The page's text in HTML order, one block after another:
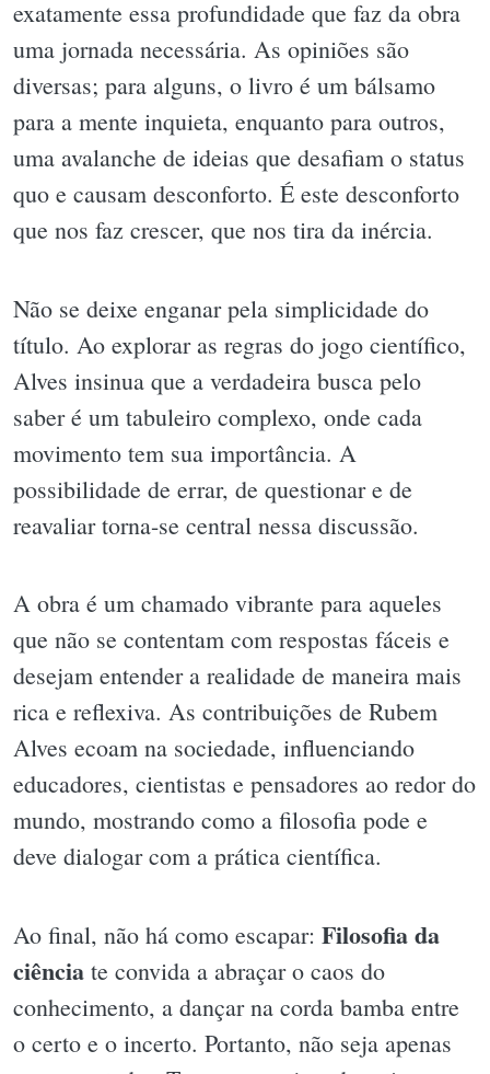
exatamente essa profundidade que faz da obra
uma jornada necessária. As opiniões são
diversas; para alguns, o livro é um bálsamo
para a mente inquieta, enquanto para outros,
uma avalanche de ideias que desafiam o status
quo e causam desconforto. É este desconforto
que nos faz crescer, que nos tira da inércia.
Não se deixe enganar pela simplicidade do
título. Ao explorar as regras do jogo científico,
Alves insinua que a verdadeira busca pelo
saber é um tabuleiro complexo, onde cada
movimento tem sua importância. A
possibilidade de errar, de questionar e de
reavaliar torna-se central nessa discussão.
A obra é um chamado vibrante para aqueles
que não se contentam com respostas fáceis e
desejam entender a realidade de maneira mais
rica e reflexiva. As contribuições de Rubem
Alves ecoam na sociedade, influenciando
educadores, cientistas e pensadores ao redor do
mundo, mostrando como a filosofia pode e
deve dialogar com a prática científica.
Ao final, não há como escapar: Filosofia da
ciência te convida a abraçar o caos do
conhecimento, a dançar na corda bamba entre
o certo e o incerto. Portanto, não seja apenas